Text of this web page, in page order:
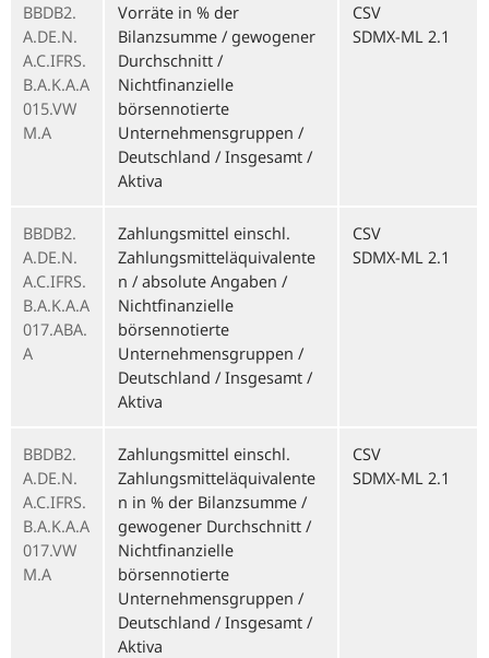
BBDB2.
A.DE.N.
A.C.IFRS.
B.A.K.A.A
015.VW
M.A
Vorräte in % der
Bilanzsumme / gewogener
Durchschnitt /
Nichtfinanzielle
börsennotierte
Unternehmensgruppen /
Deutschland / Insgesamt /
Aktiva
CSV
SDMX-ML 2.1
BBDB2.
A.DE.N.
A.C.IFRS.
B.A.K.A.A
017.ABA.
A
Zahlungsmittel einschl.
Zahlungsmitteläquivalente
n / absolute Angaben /
Nichtfinanzielle
börsennotierte
Unternehmensgruppen /
Deutschland / Insgesamt /
Aktiva
CSV
SDMX-ML 2.1
BBDB2.
A.DE.N.
A.C.IFRS.
B.A.K.A.A
017.VW
M.A
Zahlungsmittel einschl.
Zahlungsmitteläquivalente
n in % der Bilanzsumme /
gewogener Durchschnitt /
Nichtfinanzielle
börsennotierte
Unternehmensgruppen /
Deutschland / Insgesamt /
Aktiva
CSV
SDMX-ML 2.1